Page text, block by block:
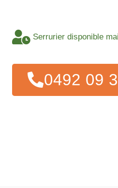
Serrurier disponible
0492 09